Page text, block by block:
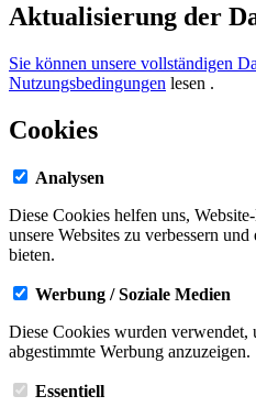
Aktualisierung der
Sie können unsere vollständigen
Nutzungsbedingungen lesen .
Cookies
Analysen
Diese Cookies helfen uns,
unsere Websites zu verbessern
bieten.
Werbung / Soziale Medien
Diese Cookies wurden verwendet,
abgestimmte Werbung anzuzeigen.
Essentiell